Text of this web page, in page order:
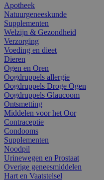
Apotheek
Natuurgeneeskunde
Supplementen
Welzijn & Gezondheid
Verzorging
Voeding en dieet
Dieren
Ogen en Oren
Oogdruppels allergie
Oogdruppels Droge Ogen
Oogdruppels Glaucoom
Ontsmetting
Middelen voor het Oor
Contraceptie
Condooms
Supplementen
Noodpil
Urinewegen en Prostaat
Overige geneesmiddelen
Hart en Vaatstelsel